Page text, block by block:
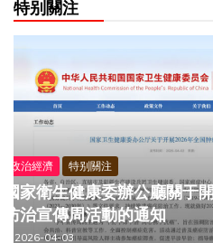
特别關注
信息科技 特别關注
群晖NAS 918+通過M.2
萬兆以太網路
2025-06-22